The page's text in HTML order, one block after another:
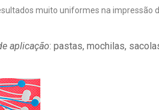
muito uniformes na impressão
aplicação: pastas, mochilas,